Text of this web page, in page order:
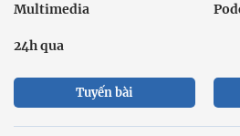
Multimedia
24h qua
Tuyến bài